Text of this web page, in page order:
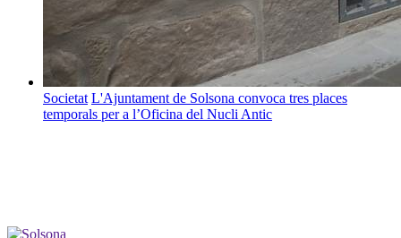
Societat L'Ajuntament de Solsona convoca tres places
temporals per a l’Oficina del Nucli Antic